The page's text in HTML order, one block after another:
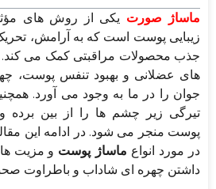
ماساژ صورت یکی از روش های
زیبایی پوست است که به آرامش،
جذب محصولات مراقبتی کمک می کند.
های عضلانی و بهبود تنفس پوست،
جوان را در ما به وجود می آورد.
تیرگی زیر چشم ها را از بین برده و
پوست منجر می شود. در ادامه این
در مورد انواع ماساژ پوست و مزیت
داشتن چهره ای شاداب و باطراوت